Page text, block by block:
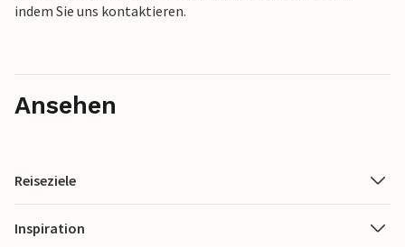
indem Sie uns kontaktieren.
Ansehen
Reiseziele
Inspiration